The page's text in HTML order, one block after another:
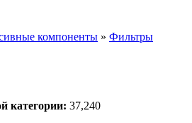
компоненты » Фильтры
категории: 37,240